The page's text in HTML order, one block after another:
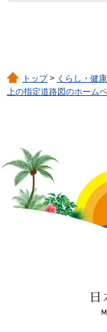
トップ> くらし・健
上の指定道路図のホーム
日